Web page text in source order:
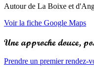
Autour de La Boixe et
Voir la fiche Google Maps
Une approche douce,
Prendre un premier rendez-